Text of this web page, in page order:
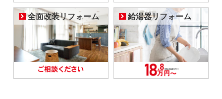
全面改装リフォーム 給湯器リフォーム